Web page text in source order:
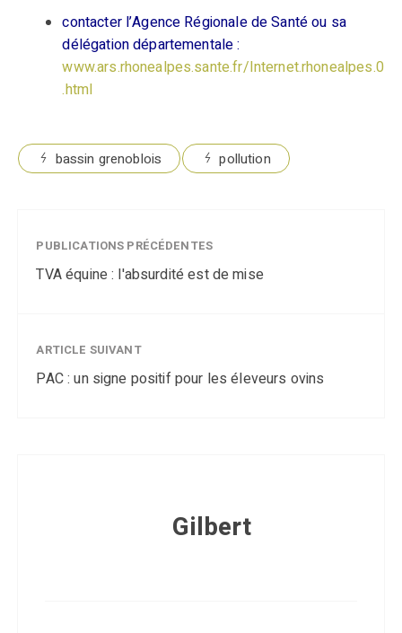
contacter l’Agence Régionale de Santé ou sa
délégation départementale :
www.ars.rhonealpes.sante.fr/Internet.rhonealpes.0
.html
bassin grenoblois pollution
PUBLICATIONS PRÉCÉDENTES
TVA équine : l'absurdité est de mise
ARTICLE SUIVANT
PAC : un signe positif pour les éleveurs ovins
Gilbert